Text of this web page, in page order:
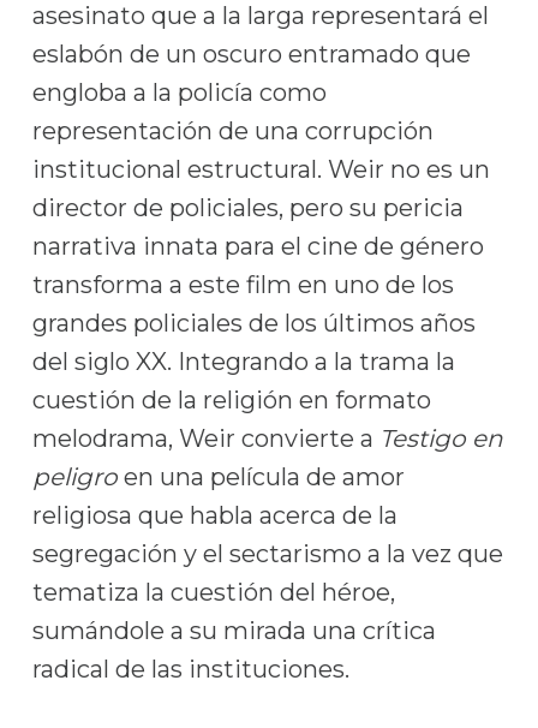
asesinato que a la larga representará el
eslabón de un oscuro entramado que
engloba a la policía como
representación de una corrupción
institucional estructural. Weir no es un
director de policiales, pero su pericia
narrativa innata para el cine de género
transforma a este film en uno de los
grandes policiales de los últimos años
del siglo XX. Integrando a la trama la
cuestión de la religión en formato
melodrama, Weir convierte a Testigo en
peligroen una película de amor
religiosa que habla acerca de la
segregación y el sectarismo a la vez que
tematiza la cuestión del héroe,
sumándole a su mirada una crítica
radical de las instituciones.